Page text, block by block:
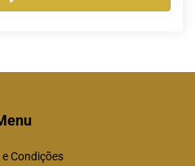
Condições